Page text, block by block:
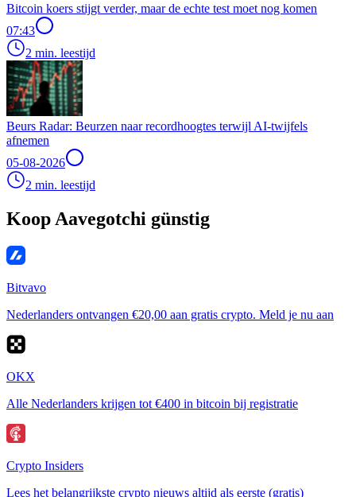
Bitcoin koers stijgt verder, maar de echte test moet nog komen
07:43
2 min. leestijd
Beurs Radar: Beurzen naar recordhoogtes terwijl AI-twijfels
afnemen
05-08-2026
2 min. leestijd
Koop Aavegotchi günstig
Bitvavo
Nederlanders ontvangen €20,00 aan gratis crypto. Meld je nu aan
OKX
Alle Nederlanders krijgen tot €400 in bitcoin bij registratie
Crypto Insiders
Lees het belangrijkste crypto nieuws altijd als eerste (gratis)